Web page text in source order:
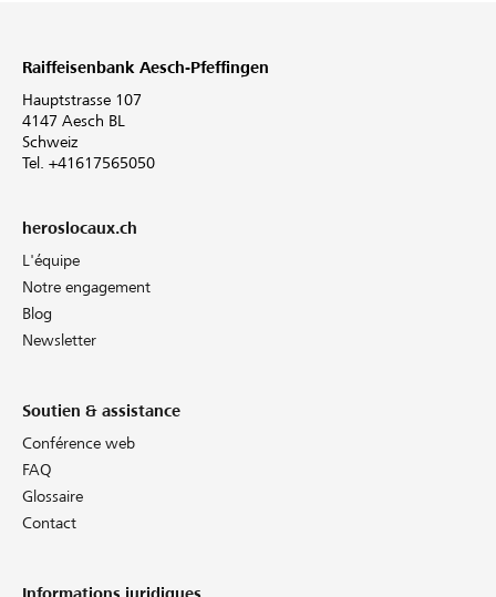
Raiffeisenbank Aesch-Pfeffingen
Hauptstrasse 107
4147 Aesch BL
Schweiz
Tel. +41617565050
heroslocaux.ch
L'équipe
Notre engagement
Blog
Newsletter
Soutien & assistance
Conférence web
FAQ
Glossaire
Contact
Informations juridiques